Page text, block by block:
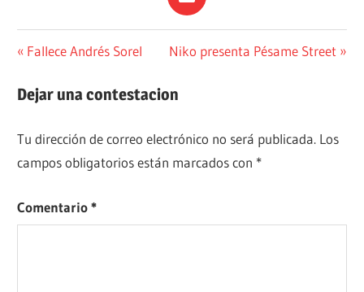
LITERATURA
Navegación
de
Entrada
Fallece Andrés Sorel
Siguiente
Niko presenta Pésame Street
Dejar una contestacion
Tu dirección de correo electrónico no será publicada. Los
campos obligatorios están marcados con *
Comentario*